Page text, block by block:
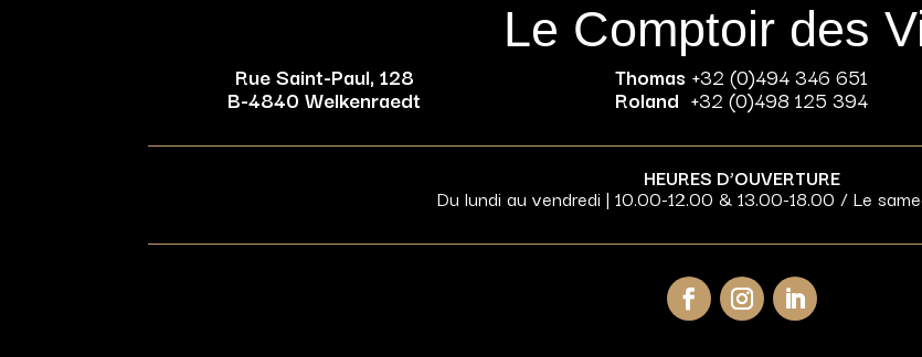
Le Comptoir des
Rue Saint-Paul, 128
B-4840 Welkenraedt
Thomas +32 (0)494 346 651
Roland +32 (0)498 125 394
HEURES D’OUVERTURE
Du lundi au vendredi | 10.00-12.00 & 13.00-18.00 / Le